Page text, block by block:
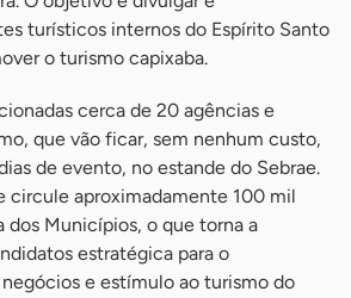
turísticos internos do Espírito Santo
o turismo capixaba.
cerca de 20 agências e
que vão ficar, sem nenhum custo,
de evento, no estande do Sebrae.
circule aproximadamente 100 mil
dos Municípios, o que torna a
estratégica para o
e estímulo ao turismo do